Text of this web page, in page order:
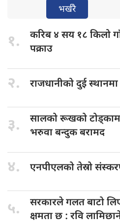
भर्खरै
१. करिब ४ सय १८ किलो
पक्राउ
२. राजधानीको दुई
३. सालको रूखको
भरुवा बन्दुक बरामद
४. एनपीएलको तेस्रो
५. सरकारले गलतबाटो
क्षमता छ : रवि